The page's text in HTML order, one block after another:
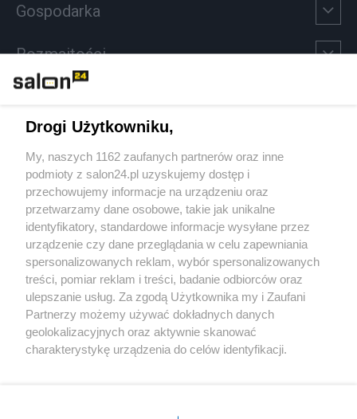
Gospodarka
Rozmaitości
Sport
Społeczeństwo
Kultura
X Facebook Instagram Youtube
Drogi Użytkowniku,
My, naszych 1162 zaufanych partnerów oraz inne
podmioty z salon24.pl uzyskujemy dostęp i
przechowujemy informacje na urządzeniu oraz
przetwarzamy dane osobowe, takie jak unikalne
identyfikatory, standardowe informacje wysyłane przez
urządzenie czy dane przeglądania w celu zapewniania
spersonalizowanych reklam, wybór spersonalizowanych
treści, pomiar reklam i treści, badanie odbiorców oraz
ulepszanie usług. Za zgodą Użytkownika my i Zaufani
Partnerzy możemy używać dokładnych danych
geolokalizacyjnych oraz aktywnie skanować
charakterystykę urządzenia do celów identyfikacji.